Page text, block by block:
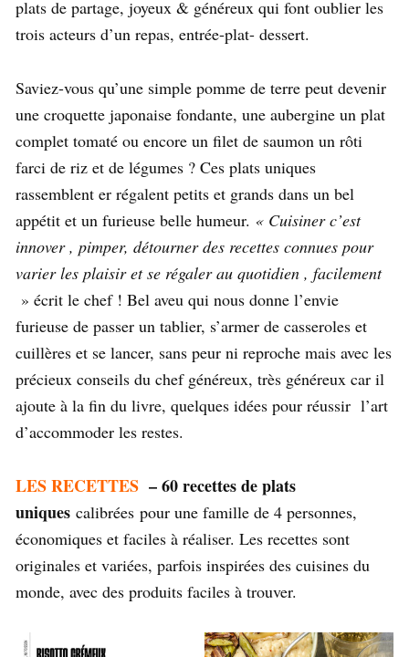
plats de partage, joyeux & généreux qui font oublier les
trois acteurs d’un repas, entrée-plat- dessert.
Saviez-vous qu’une simple pomme de terre peut devenir
une croquette japonaise fondante, une aubergine un plat
complet tomaté ou encore un filet de saumon un rôti
farci de riz et de légumes ? Ces plats uniques
rassemblent er régalent petits et grands dans un bel
appétit et un furieuse belle humeur. « Cuisiner c’est
innover , pimper, détourner des recettes connues pour
varier les plaisir et se régaler au quotidien , facilement
» écrit le chef ! Bel aveu qui nous donne l’envie
furieuse de passer un tablier, s’armer de casseroles et
cuillères et se lancer, sans peur ni reproche mais avec les
précieux conseils du chef généreux, très généreux car il
ajoute à la fin du livre, quelques idées pour réussir l’art
d’accommoder les restes.
LES RECETTES –60 recettes de plats
uniques calibrées pour une famille de 4 personnes,
économiques et faciles à réaliser. Les recettes sont
originales et variées, parfois inspirées des cuisines du
monde, avec des produits faciles à trouver.